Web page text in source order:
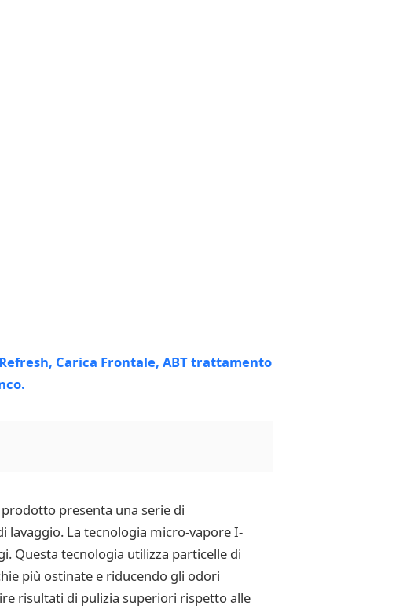
prodotto presenta una serie di
lavaggio. La tecnologia micro-vapore I-
Questa tecnologia utilizza particelle di
più ostinate e riducendo gli odori
risultati di pulizia superiori rispetto alle